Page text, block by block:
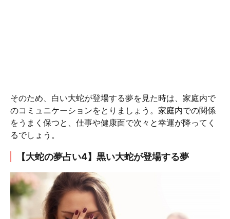
そのため、白い大蛇が登場する夢を見た時は、家庭内で
のコミュニケーションをとりましょう。家庭内での関係
をうまく保つと、仕事や健康面で次々と幸運が降ってく
るでしょう。
【大蛇の夢占い4】黒い大蛇が登場する夢